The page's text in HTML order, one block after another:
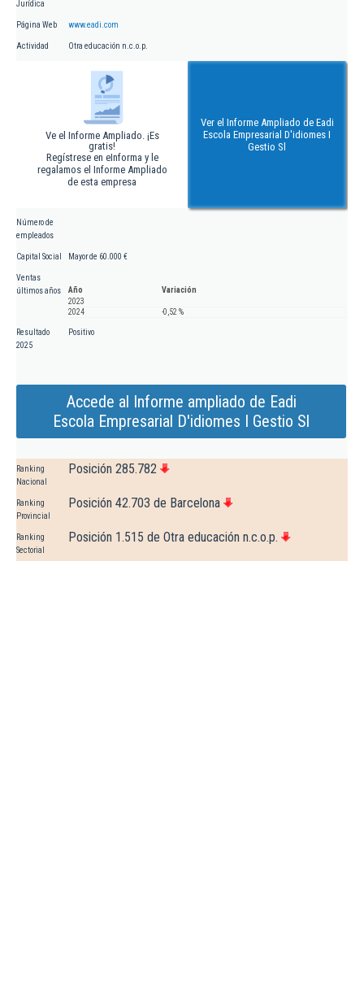
Jurídica
Página Web www.eadi.com
Actividad Otra educación n.c.o.p.
Ve el Informe Ampliado. ¡Es
gratis!
Regístrese en eInforma y le
regalamos el Informe Ampliado
de esta empresa
Ver el Informe Ampliado de Eadi
Escola Empresarial D'idiomes I
Gestio Sl
Número de
empleados
Capital Social Mayor de 60.000 €
Ventas
últimos años
Año
Variación
2023
2024
-0,52 %
Resultado
2025
Positivo
Accede al Informe ampliado de Eadi
Escola Empresarial D'idiomes I Gestio Sl
Ranking
Nacional
Posición 285.782
Ranking
Provincial
Posición 42.703 de Barcelona
Ranking
Sectorial
Posición 1.515 de Otra educación n.c.o.p.